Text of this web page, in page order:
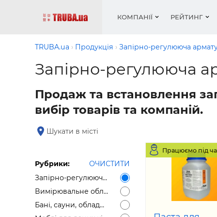
КОМПАНІЇ РЕЙТИНГ
—
Різне
Холод,
Робота
Теплі
Новини
Рейтинг
TRUBA.ua Продукція Запірно-регулююча
Запірно-регулююча
Продаж та встановлення
вибір товарів та компаній.
Шукати в місті
Рубрики:
ОЧИСТИТИ
Запірно-регулююча арматура
Вимірювальне обладнання
Бані, сауни, обладнання для саун
Працюємо під